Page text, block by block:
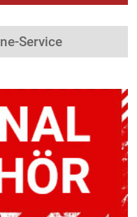
Service